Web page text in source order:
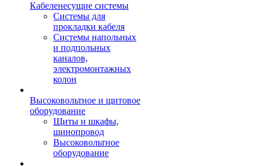
Кабеленесущие системы
Системы для
прокладки кабеля
Системы напольных
и подпольных
каналов,
электромонтажных
колон
Высоковольтное и щитовое
оборудование
Щиты и шкафы,
шинопровод
Высоковольтное
оборудование